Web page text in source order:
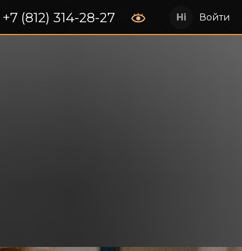
(812) 314-28-27 Войти